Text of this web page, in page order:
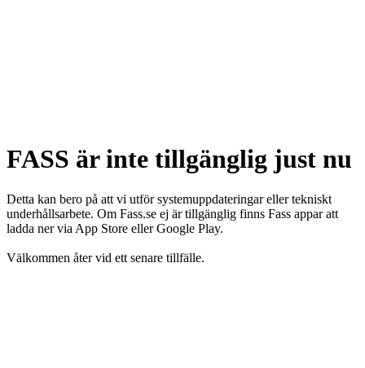
FASS är inte tillgänglig just nu
Detta kan bero på att vi utför systemuppdateringar eller tekniskt
underhållsarbete. Om Fass.se ej är tillgänglig finns Fass appar att
ladda ner via App Store eller Google Play.
Välkommen åter vid ett senare tillfälle.